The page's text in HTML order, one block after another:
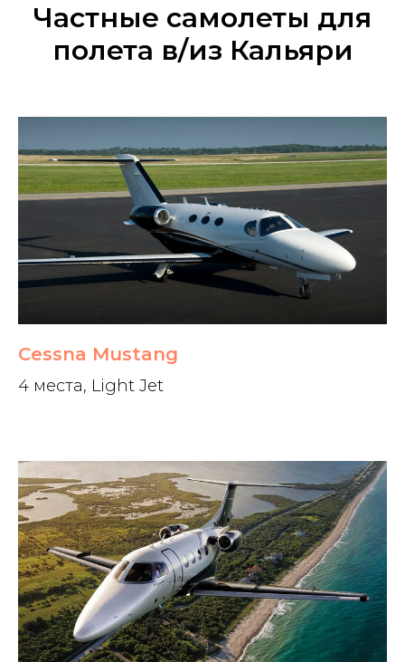
Частные самолеты для
полета в/из Кальяри
Cessna Mustang
4 места, Light Jet